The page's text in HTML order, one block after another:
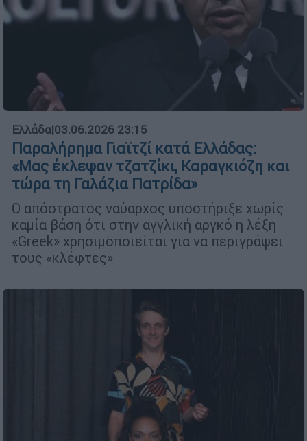
Ελλάδα|03.06.2026 23:15
Παραλήρημα Γιαϊτζί κατά Ελλάδας:
«Μας έκλεψαν τζατζίκι, Καραγκιόζη και
τώρα τη Γαλάζια Πατρίδα»
Ο απόστρατος ναύαρχος υποστήριξε χωρίς
καμία βάση ότι στην αγγλική αργκό η λέξη
«Greek» χρησιμοποιείται για να περιγράψει
τους «κλέφτες»